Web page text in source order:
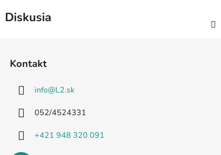
Diskusia
Kontakt
info@L2.sk
052/4524331
+421 948 320 091